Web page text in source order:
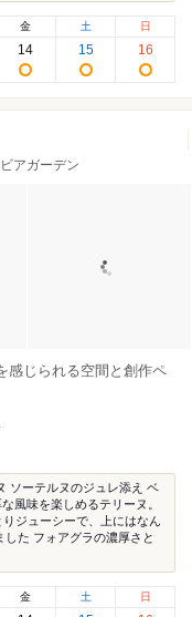
金
14
土
15
日
16
アガーデン
感じられる空間と創作ペ
ソーテルヌのジュレ添え ベ
風味を楽しめるテリーヌ。
ジューシーで、上にはなん
た フォアグラの濃厚さと
金 土 日